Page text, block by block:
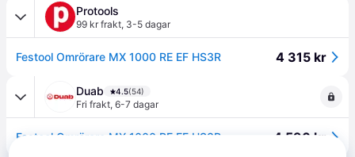
Protools
99 kr frakt, 3-5 dagar
Festool Omrörare MX 1000 RE EF HS3R 4 315 kr
Duab 4.5(54)
Fri frakt, 6-7 dagar
Festool Omrörare MX 1000 RE EF HS3R 4 590 kr